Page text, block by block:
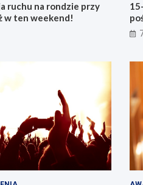
ruchu na rondzie przy
w ten weekend!